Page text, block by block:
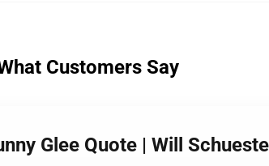
Customers Say
Glee Quote | Will